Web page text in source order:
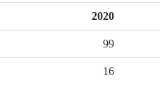
2020
99
16